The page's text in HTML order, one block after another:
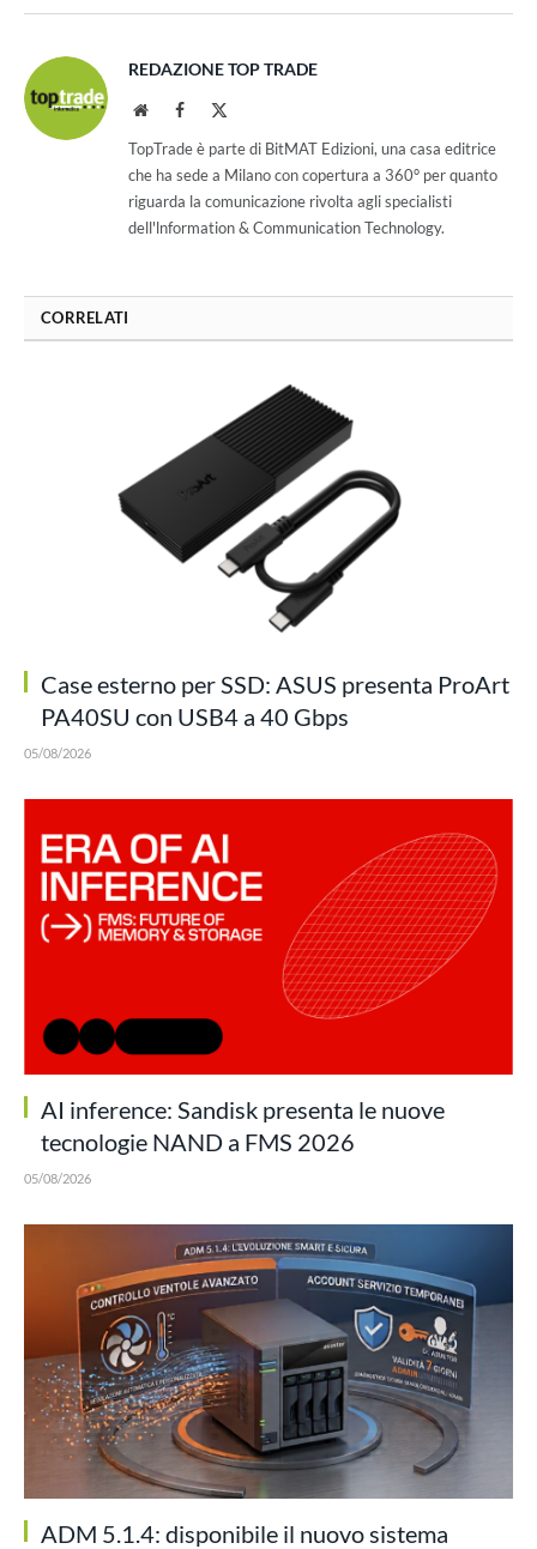
REDAZIONE TOP TRADE
WebsiteFacebook
TopTrade è parte di BitMAT Edizioni, una casa editrice
che ha sede a Milano con copertura a 360° per quanto
riguarda la comunicazione rivolta agli specialisti
dell'lnformation & Communication Technology.
CORRELATI
Case esterno per SSD: ASUS presenta ProArt
PA40SU con USB4 a 40 Gbps
05/08/2026
AI inference: Sandisk presenta le nuove
tecnologie NAND a FMS 2026
05/08/2026
ADM 5.1.4: disponibile il nuovo sistema